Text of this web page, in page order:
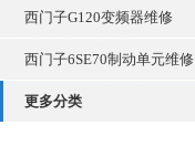
西门子G120变频器维修
西门子6SE70制动单元维修
更多分类